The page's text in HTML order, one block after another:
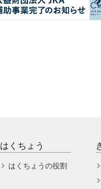
はくちょう
はくちょうの役割